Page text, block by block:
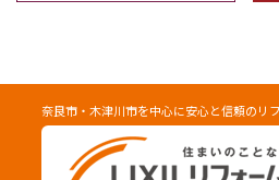
奈良市・木津川市を中心に安心と信頼のリ